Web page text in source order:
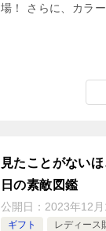
場！ さらに、カラ
見たことがない
日の素敵図鑑
公開日： 2023年12月
ギフト レディース